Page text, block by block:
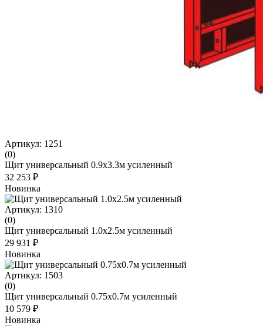
Артикул: 1251
(0)
Щит универсальный 0.9х3.3м усиленный
32 253 ₽
Новинка
Артикул: 1310
(0)
Щит универсальный 1.0х2.5м усиленный
29 931 ₽
Новинка
Артикул: 1503
(0)
Щит универсальный 0.75х0.7м усиленный
10 579 ₽
Новинка